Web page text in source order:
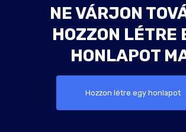
NE VÁRJON
HOZZON LÉTRE
HONLAPOT
Hozzon létre egy honlapot